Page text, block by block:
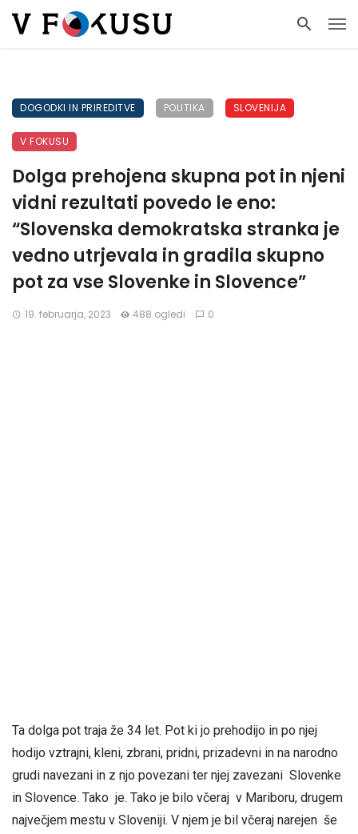
DOGODKI IN PRIREDITVE POLITIKA SLOVENIJA
V FOKUSU
Dolga prehojena skupna pot in njeni
vidni rezultati povedo le eno:
“Slovenska demokratska stranka je
vedno utrjevala in gradila skupno
pot za vse Slovenke in Slovence”
19. februarja, 2023 488 ogledi 0
Ta dolga pot traja že 34 let. Pot ki jo prehodijo in po njej
hodijo vztrajni, kleni, zbrani, pridni, prizadevni in na narodno
grudi navezani in z njo povezani ter njej zavezani Slovenke
in Slovence. Tako je. Tako je bilo včeraj v Mariboru, drugem
največjem mestu v Sloveniji. V njem je bil včeraj narejen še